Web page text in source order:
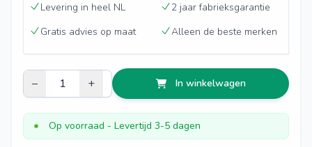
Levering in heel NL
2 jaar fabrieksgarantie
Gratis advies op maat
Alleen de beste merken
– + In winkelwagen
Op voorraad - Levertijd 3-5 dagen